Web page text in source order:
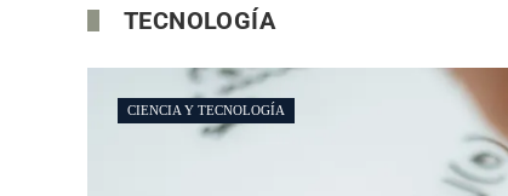
TECNOLOGÍA
CIENCIA Y TECNOLOGÍA